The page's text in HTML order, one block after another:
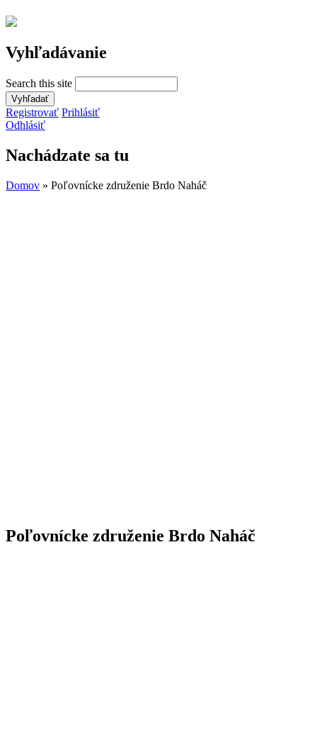
Vyhľadávanie
Search this site
Registrovať Prihlásiť
Odhlásiť
Nachádzate sa tu
Domov » Poľovnícke združenie Brdo Naháč
Poľovnícke združenie Brdo Naháč